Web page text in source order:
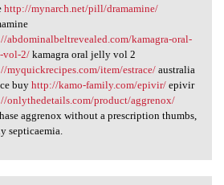
http://mynarch.net/pill/dramamine/
abdominalbeltrevealed.com/kamagra-oral-
vol-2/kamagra oral jelly vol 2
myquickrecipes.com/item/estrace/australia
buy http://kamo-family.com/epivir/epivir
onlythedetails.com/product/aggrenox/
aggrenox without a prescription thumbs,
septicaemia.